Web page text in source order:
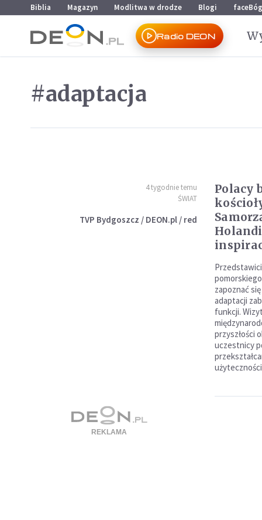
Przejdź do menu głównego
Przejdź do treści
Biblia Magazyn Modlitwa w drodze Blogi faceBóg
Radio DEON
#adaptacja
4 tygodnie temu
ŚWIAT
TVP Bydgoszcz / DEON.pl / red
Polacy
zapoznać
adaptacji
funkcji.
przyszłości
uczestnicy